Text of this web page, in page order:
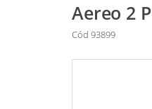
Aereo 2
Cód 93899